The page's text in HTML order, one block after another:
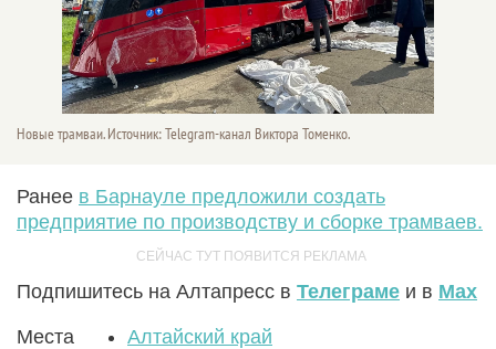
Новые трамваи. Источник: Telegram-канал Виктора Томенко.
Ранее в Барнауле предложили создать
предприятие по производству и сборке трамваев.
Подпишитесь на Алтапресс в Телеграме и в Max
Места
Алтайский край